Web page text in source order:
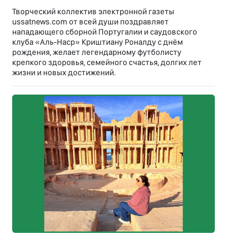
Творческий коллектив электронной газеты
ussatnews.com от всей души поздравляет
нападающего сборной Португалии и саудовского
клуба «Аль-Наср» Криштиану Роналду с днём
рождения, желает легендарному футболисту
крепкого здоровья, семейного счастья, долгих лет
жизни и новых достижений.